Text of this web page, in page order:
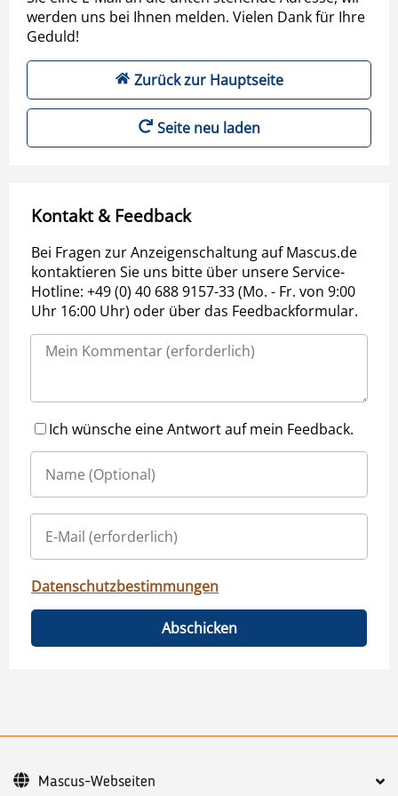
werden uns bei Ihnen melden. Vielen Dank für Ihre
Geduld!
Zurück zur Hauptseite
Seite neu laden
Kontakt & Feedback
Bei Fragen zur Anzeigenschaltung auf Mascus.de
kontaktieren Sie uns bitte über unsere Service-
Hotline: +49 (0) 40 688 9157-33 (Mo. - Fr. von 9:00
Uhr 16:00 Uhr) oder über das Feedbackformular.
Ich wünsche eine Antwort auf mein Feedback.
Datenschutzbestimmungen
Abschicken
Mascus-Webseiten